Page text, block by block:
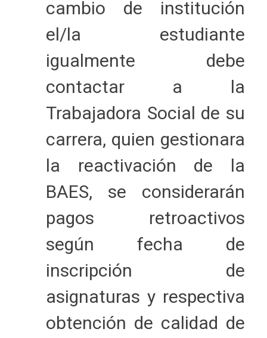
cambio de institución
el/la estudiante
igualmente debe
contactar a la
Trabajadora Social de su
carrera, quien gestionara
la reactivación de la
BAES, se considerarán
pagos retroactivos
según fecha de
inscripción de
asignaturas y respectiva
obtención de calidad de